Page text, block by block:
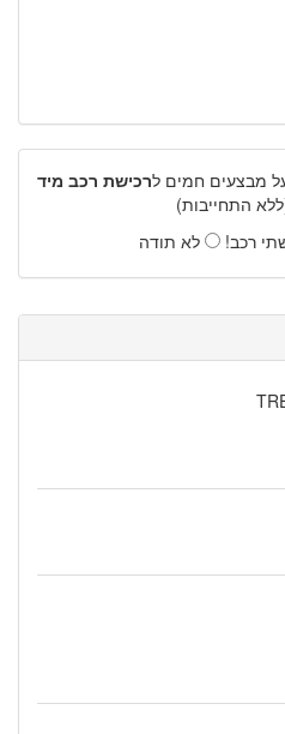
מבצעים חמים לרכישת רכב מיד
התחייבות)
רכב!
לא תודה